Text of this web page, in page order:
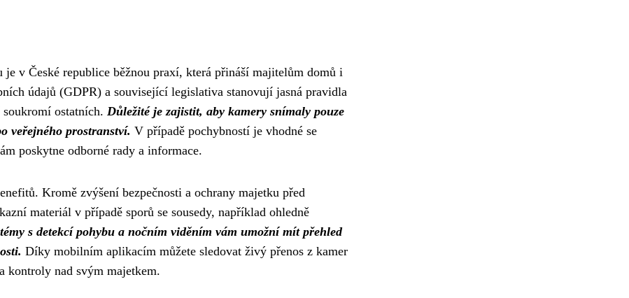
je v České republice běžnou praxí, která přináší majitelům domů i
údajů (GDPR) a související legislativa stanovují jasná pravidla
ostatních. Důležité je zajistit, aby kamery snímaly pouze
veřejného prostranství. V případě pochybností je vhodné se
poskytne odborné rady a informace.
Kromě zvýšení bezpečnosti a ochrany majetku před
materiál v případě sporů se sousedy, například ohledně
s detekcí pohybu a nočním viděním vám umožní mít přehled
Díky mobilním aplikacím můžete sledovat živý přenos z kamer
kontroly nad svým majetkem.